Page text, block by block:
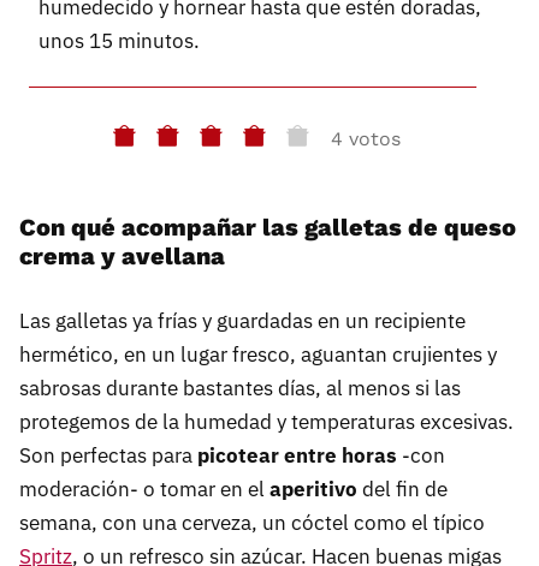
humedecido y hornear hasta que estén doradas,
unos 15 minutos.
4 votos
Con qué acompañar las galletas de queso
crema y avellana
Las galletas ya frías y guardadas en un recipiente
hermético, en un lugar fresco, aguantan crujientes y
sabrosas durante bastantes días, al menos si las
protegemos de la humedad y temperaturas excesivas.
Son perfectas para picotear entre horas -con
moderación- o tomar en el aperitivo del fin de
semana, con una cerveza, un cóctel como el típico
Spritz, o un refresco sin azúcar. Hacen buenas migas